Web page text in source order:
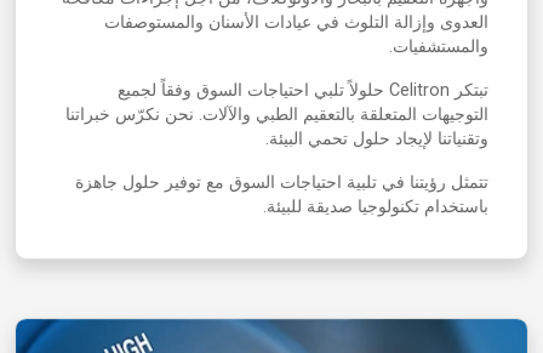
العدوى وإزالة التلوث في عيادات الأسنان والمستوصفات
والمستشفيات.
تبتكر Celitron حلولاً تلبي احتياجات السوق وفقاً لجميع
التوجيهات المتعلقة بالتعقيم الطبي والآلات. نحن نكرّس خبراتنا
وتقنياتنا لإيجاد حلول تحمي البيئة.
تتمثل رؤيتنا في تلبية احتياجات السوق مع توفير حلول جاهزة
باستخدام تكنولوجيا صديقة للبيئة.